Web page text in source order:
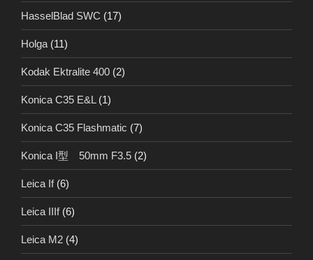
HasselBlad SWC (17)
Holga (11)
Kodak Ektralite 400 (2)
Konica C35 E&L (1)
Konica C35 Flashmatic (7)
Konica I型 50mm F3.5 (2)
Leica If(6)
Leica IIIf(6)
Leica M2 (4)